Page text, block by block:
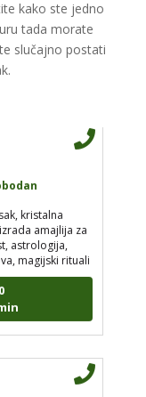
kako ste jedno
tada morate
slučajno postati
karte,
kristalna
amajlija za
astrologija,
magijski rituali